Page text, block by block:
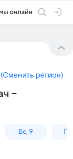
онлайн
(Сменить регион)
–
Вс, 9